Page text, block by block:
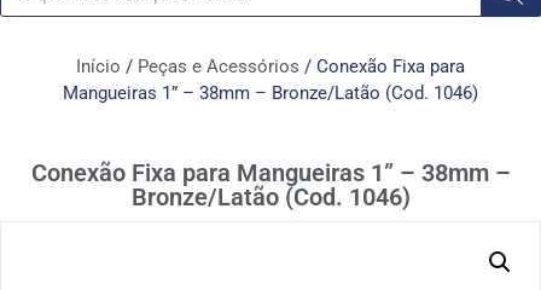
Início / Peças e Acessórios / Conexão Fixa para
Mangueiras 1” – 38mm – Bronze/Latão (Cod. 1046)
Conexão Fixa para Mangueiras 1” – 38mm –
Bronze/Latão (Cod. 1046)